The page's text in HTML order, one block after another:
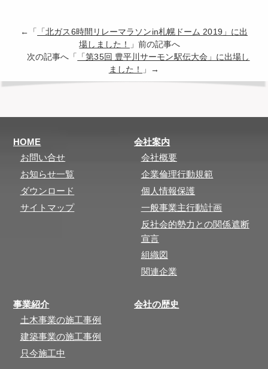
←「
「北ガス6時間リレーマラソンin札幌ドーム 2019」に出
場しました！
」前の記事へ
次の記事へ「
「第35回 豊平川サーモン駅伝大会」に出場し
ました！
」→
HOME
お問い合せ
お知らせ一覧
ダウンロード
サイトマップ
会社案内
会社概要
企業倫理行動規範
個人情報保護
一般事業主行動計画
反社会的勢力との関係遮断
宣言
組織図
関連企業
事業紹介
土木事業の施工事例
建築事業の施工事例
只今施工中
会社の歴史